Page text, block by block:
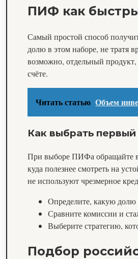
ПИФ как
Самый простой способ
долю в этом наборе, не тратя
возможно, отдельный
счёте.
Читать статью Объем
Как выбрать
При выборе ПИФа обращайте
куда полезнее смотреть на
не используют чрезмерное
Определите, какую
Сравните комиссии и
Выберите стратегию,
Подбор